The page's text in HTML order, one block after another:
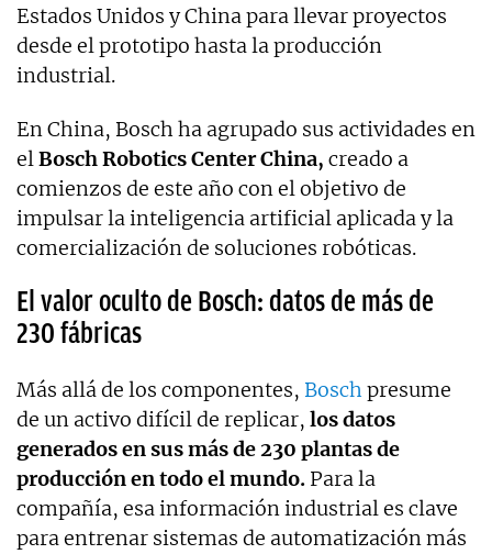
Estados Unidos y China para llevar proyectos
desde el prototipo hasta la producción
industrial.
En China, Bosch ha agrupado sus actividades en
el Bosch Robotics Center China, creado a
comienzos de este año con el objetivo de
impulsar la inteligencia artificial aplicada y la
comercialización de soluciones robóticas.
El valor oculto de Bosch: datos de más de
230 fábricas
Más allá de los componentes, Bosch presume
de un activo difícil de replicar, los datos
generados en sus más de 230 plantas de
producción en todo el mundo. Para la
compañía, esa información industrial es clave
para entrenar sistemas de automatización más